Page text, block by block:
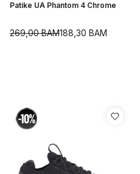
Patike UA Phantom 4 Chrome
188,30 BAM
269,00BAM